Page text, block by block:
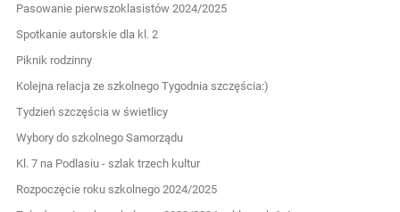
Pasowanie pierwszoklasistów 2024/2025
Spotkanie autorskie dla kl. 2
Piknik rodzinny
Kolejna relacja ze szkolnego Tygodnia szczęścia:)
Tydzień szczęścia w świetlicy
Wybory do szkolnego Samorządu
Kl. 7 na Podlasiu - szlak trzech kultur
Rozpoczęcie roku szkolnego 2024/2025